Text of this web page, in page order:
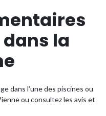
la
dans l’une des piscines ou
ou consultez les avis et